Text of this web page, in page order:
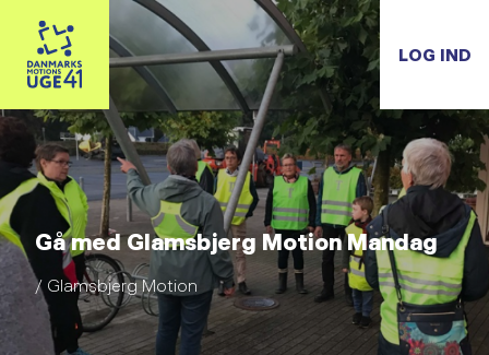
LOG IND
Gå med Glamsbjerg Motion Mandag
/ Glamsbjerg Motion